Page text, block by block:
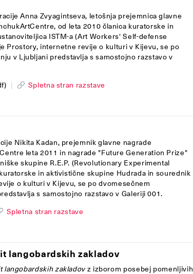
Anna Zvyagintseva, letošnja prejemnica glavne
od leta 2010 članica kuratorske in
ISTM-a (Art Workers' Self-defense
Prostory, internetne revije o kulturi v Kijevu, se po
v Ljubljani predstavlja s samostojno razstavo v
|
Spletna stran razstave
Nikita Kadan, prejemnik glavne nagrade
leta 2011 in nagrade "Future Generation Prize"
skupine R.E.P. (Revolutionary Experimental
in aktivistične skupine Hudrada in sourednik
o kulturi v Kijevu, se po dvomesečnem
s samostojno razstavo v Galeriji 001.
Spletna stran razstave
langobardskih zakladov
langobardskih zakladovz izborom posebej pomenljivih